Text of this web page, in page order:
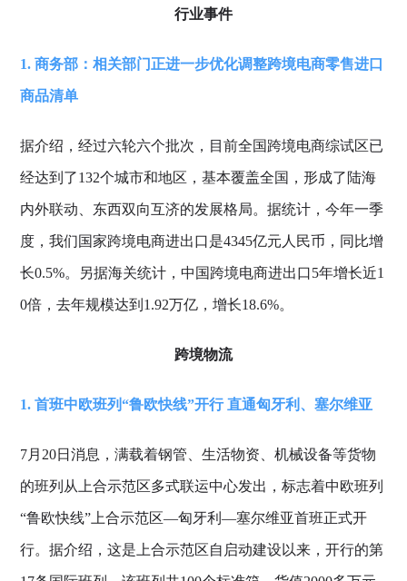
行业事件
1. 商务部：相关部门正进一步优化调整跨境电商零售进口
商品清单
据介绍，经过六轮六个批次，目前全国跨境电商综试区已
经达到了132个城市和地区，基本覆盖全国，形成了陆海
内外联动、东西双向互济的发展格局。据统计，今年一季
度，我们国家跨境电商进出口是4345亿元人民币，同比增
长0.5%。另据海关统计，中国跨境电商进出口5年增长近1
0倍，去年规模达到1.92万亿，增长18.6%。
跨境物流
1. 首班中欧班列“鲁欧快线”开行 直通匈牙利、塞尔维亚
7月20日消息，满载着钢管、生活物资、机械设备等货物
的班列从上合示范区多式联运中心发出，标志着中欧班列
“鲁欧快线”上合示范区—匈牙利—塞尔维亚首班正式开
行。据介绍，这是上合示范区自启动建设以来，开行的第